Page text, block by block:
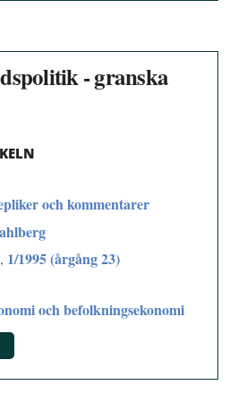
- granska
och kommentarer
, 1/1995 (årgång 23)
och befolkningsekonomi